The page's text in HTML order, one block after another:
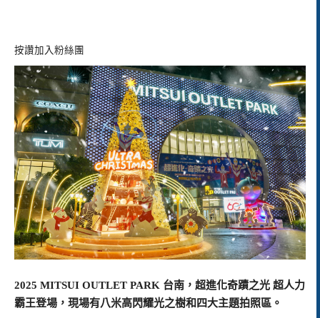
按讚加入粉絲團
2025 MITSUI OUTLET PARK 台南，超進化奇蹟之光 超人力
霸王登場，現場有八米高閃耀光之樹和四大主題拍照區。